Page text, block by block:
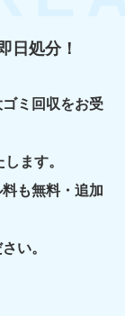
日処分！
ミ回収をお受
ます。
も無料・追加
い。